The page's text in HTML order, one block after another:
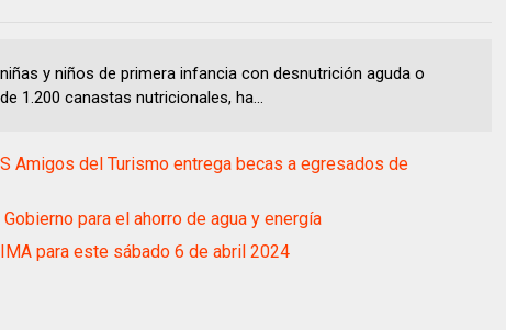
y niños de primera infancia con desnutrición aguda o
1.200 canastas nutricionales, ha...
Amigos del Turismo entrega becas a egresados de
para el ahorro de agua y energía
para este sábado 6 de abril 2024